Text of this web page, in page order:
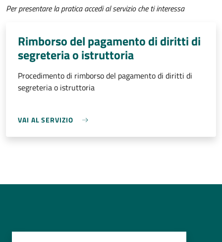
Per presentare la pratica accedi al servizio che ti interessa
Rimborso del pagamento di diritti di
segreteria o istruttoria
Procedimento di rimborso del pagamento di diritti di
segreteria o istruttoria
VAI AL SERVIZIO